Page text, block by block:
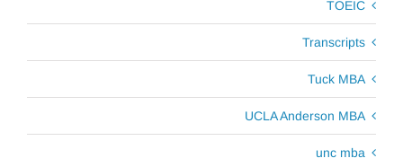
TOEIC
Transcripts
Tuck MBA
UCLA Anderson MBA
unc mba